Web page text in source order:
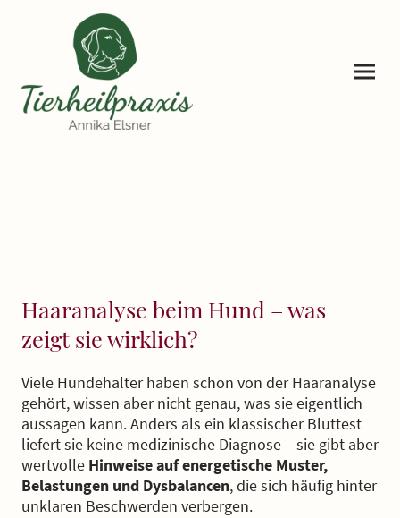
Haaranalyse beim Hund – was
zeigt sie wirklich?
Viele Hundehalter haben schon von der Haaranalyse
gehört, wissen aber nicht genau, was sie eigentlich
aussagen kann. Anders als ein klassischer Bluttest
liefert sie keine medizinische Diagnose – sie gibt aber
wertvolle Hinweise auf energetische Muster,
Belastungen und Dysbalancen, die sich häufig hinter
unklaren Beschwerden verbergen.